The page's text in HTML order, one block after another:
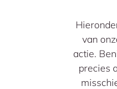
van
actie.
precies